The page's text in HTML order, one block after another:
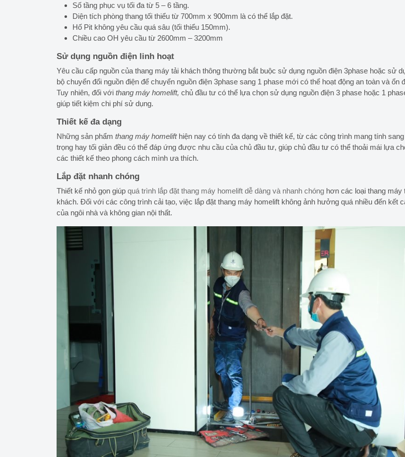
Số tầng phục vụ tối đa từ 5 – 6 tầng.
Diện tích phòng thang tối thiểu từ 700mm x 900mm là có thể lắp đặt.
Hố Pit không yêu cầu quá sâu (tối thiểu 150mm).
Chiều cao OH yêu cầu từ 2600mm – 3200mm
Sử dụng nguồn điện linh hoạt
Yêu cầu cấp nguồn của thang máy tải khách thông thường bắt buộc sử dụng nguồn điện 3phase hoặc sử
bộ chuyển đổi nguồn điện để chuyển nguồn điện 3phase sang 1 phase mới có thể hoạt động an toàn và ổn
Tuy nhiên, đối với thang máy homelift, chủ đầu tư có thể lựa chọn sử dụng nguồn điện 3 phase hoặc 1
giúp tiết kiệm chi phí sử dụng.
Thiết kế đa dạng
Những sản phẩm thang máy homelifthiện nay có tính đa dạng về thiết kế, từ các công trình mang tính sang
trọng hay tối giản đều có thể đáp ứng được nhu cầu của chủ đầu tư, giúp chủ đầu tư có thể thoải mái lựa
các thiết kế theo phong cách mình ưa thích.
Lắp đặt nhanh chóng
Thiết kế nhỏ gọn giúp quá trình lắp đặt thang máy homelift dễ dàng và nhanh chóng hơn các loại thang máy
khách. Đối với các công trình cải tạo, việc lắp đặt thang máy homelift không ảnh hưởng quá nhiều đến kết
của ngôi nhà và không gian nội thất.